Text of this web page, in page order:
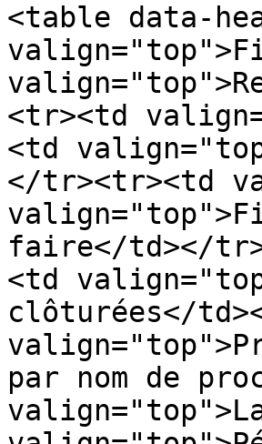
<table data-
<tr><td
<td
</tr><tr><td
faire</td></
<td
clôturées</
par nom de